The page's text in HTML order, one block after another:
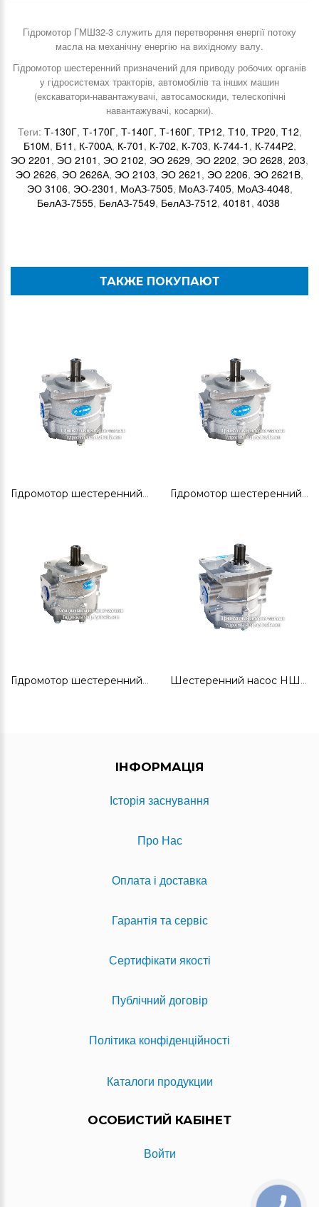
Гідромотор ГМШ32-3 служить для перетворення енергії потоку
масла на механічну енергію на вихідному валу.
Гідромотор шестеренний призначений для приводу робочих органів
у гідросистемах тракторів, автомобілів та інших машин
(екскаватори-навантажувачі, автосамоскиди, телескопічні
навантажувачі, косарки).
Теги: Т-130Г, Т-170Г, Т-140Г, Т-160Г, ТР12, Т10, ТР20, Т12,
Б10М, Б11 , К-700А, К-701 , К-702, К-703, К-744-1 , К-744Р2,
ЭО 2201 , ЭО 2101 , ЭО 2102, ЭО 2629, ЭО 2202, ЭО 2628, 203,
ЭО 2626, ЭО 2626А, ЭО 2103, ЭО 2621 , ЭО 2206, ЭО 2621В,
ЭО 3106, ЭО-2301 , МоАЗ-7505, МоАЗ-7405, МоАЗ-4048,
БелАЗ-7555, БелАЗ-7549, БелАЗ-7512, 40181 , 4038
ТАКЖЕ ПОКУПАЮТ
Гідромотор шестеренний ГМШ32-3 Гідромотор шестеренний ГМШ32-3Л
Гідромотор шестеренний ГМШ50-3Л Шестеренний насос НШ100А-3Л
ІНФОРМАЦІЯ
Історія заснування
Про Нас
Оплата і доставка
Гарантія та сервіс
Сертифікати якості
Публічний договір
Політика конфіденційності
Каталоги продукции
ОСОБИСТИЙ КАБІНЕТ
Войти